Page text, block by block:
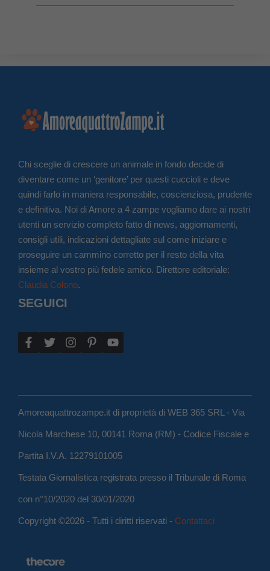
Chi sceglie di crescere un animale in fondo decide di
diventare come un ‘genitore’ per questi cuccioli e deve
quindi farlo in maniera responsabile, coscienziosa, prudente
e definitiva. Noi di Amore a 4 zampe vogliamo dare ai nostri
utenti un servizio completo fatto di news, aggiornamenti,
consigli utili, indicazioni dettagliate sul come iniziare e
proseguire un cammino corretto per il resto della vita
insieme al vostro più fedele amico. Direttore editoriale:
Claudia Colono.
SEGUICI
Amoreaquattrozampe.it di proprietà di WEB 365 SRL - Via
Nicola Marchese 10, 00141 Roma (RM) - Codice Fiscale e
Partita I.V.A. 12279101005
Testata Giornalistica registrata presso il Tribunale di Roma
con n°10/2020 del 30/01/2020
Copyright ©2026 - Tutti i diritti riservati - Contattaci